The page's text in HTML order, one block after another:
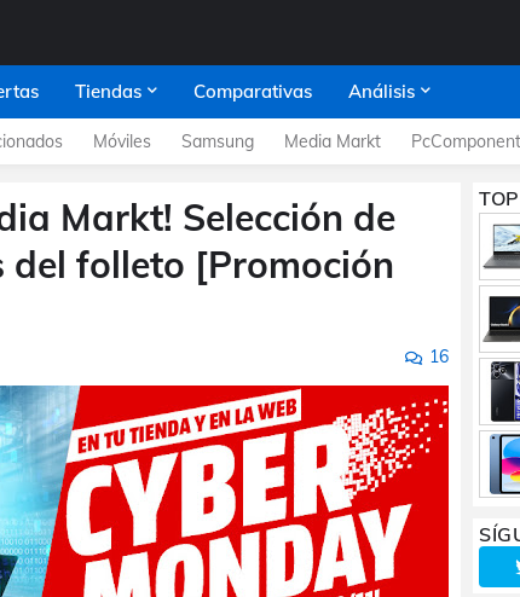
Tiendas Comparativas Análisis
Móviles Samsung Media Markt
Markt! Selección de
del folleto [Promoción
16